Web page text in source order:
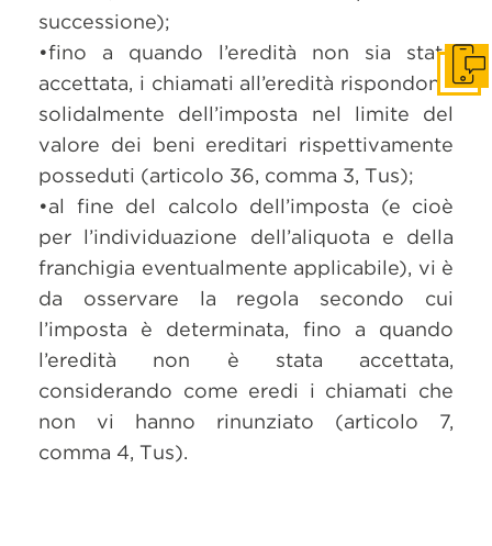
successione);
•fino a quando l’eredità non sia stata
accettata, i chiamati all’eredità rispondono
solidalmente dell’imposta nel limite del
valore dei beni ereditari rispettivamente
posseduti (articolo 36, comma 3, Tus);
•al fine del calcolo dell’imposta (e cioè
per l’individuazione dell’aliquota e della
franchigia eventualmente applicabile), vi è
da osservare la regola secondo cui
l’imposta è determinata, fino a quando
l’eredità non è stata accettata,
considerando come eredi i chiamati che
non vi hanno rinunziato (articolo 7,
comma 4, Tus).
Get